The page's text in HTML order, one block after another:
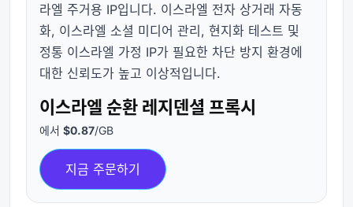
라엘 주거용 IP입니다. 이스라엘 전자 상거래 자동
화, 이스라엘 소셜 미디어 관리, 현지화 테스트 및
정통 이스라엘 가정 IP가 필요한 차단 방지 환경에
대한 신뢰도가 높고 이상적입니다.
이스라엘 순환 레지덴셜 프록시
에서 $0.87/GB
지금 주문하기